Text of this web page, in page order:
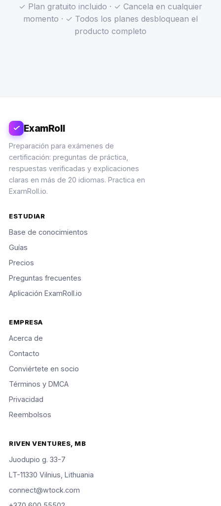
✓ Plan gratuito incluido · ✓ Cancela en cualquier
momento · ✓ Todos los planes desbloquean el
producto completo
ExamRoll
Preparación para exámenes de
certificación: preguntas de práctica,
respuestas verificadas y explicaciones
claras en más de 20 idiomas. Practica en
ExamRoll.io.
ESTUDIAR
Base de conocimientos
Guías
Precios
Preguntas frecuentes
Aplicación ExamRoll.io
EMPRESA
Acerca de
Contacto
Conviértete en socio
Términos y DMCA
Privacidad
Reembolsos
RIVEN VENTURES, MB
Juodupio g. 33-7
LT-11330 Vilnius, Lithuania
connect@wtock.com